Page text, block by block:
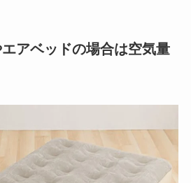
アベッドの場合は空気量